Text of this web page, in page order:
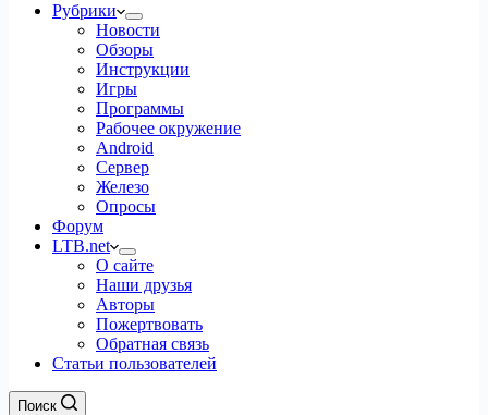
Рубрики
Новости
Обзоры
Инструкции
Игры
Программы
Рабочее окружение
Android
Сервер
Железо
Опросы
Форум
LTB.net
О сайте
Наши друзья
Авторы
Пожертвовать
Обратная связь
Статьи пользователей
Поиск